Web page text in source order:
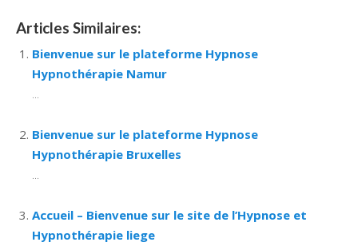
Articles Similaires:
Bienvenue sur le plateforme Hypnose
Hypnothérapie Namur
Bienvenue sur le plateforme Hypnose
Hypnothérapie Bruxelles
Accueil – Bienvenue sur le site de l’Hypnose et
Hypnothérapie liege